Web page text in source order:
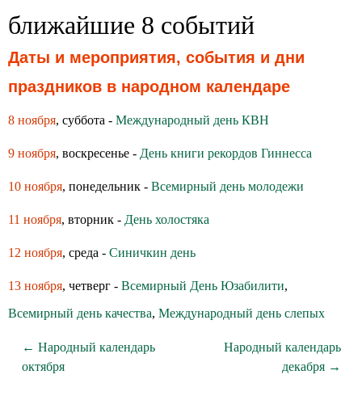
ближайшие 8 событий
Даты и мероприятия, события и дни
праздников в народном календаре
8 ноября, суббота - Международный день КВН
9 ноября, воскресенье - День книги рекордов Гиннесса
10 ноября, понедельник - Всемирный день молодежи
11 ноября, вторник - День холостяка
12 ноября, среда - Синичкин день
13 ноября, четверг - Всемирный День Юзабилити,
Всемирный день качества, Международный день слепых
← Народный календарь
октября
Народный календарь
декабря →